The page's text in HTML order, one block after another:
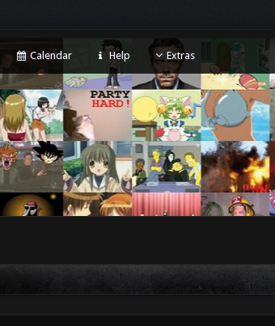
Calendar Help Extras